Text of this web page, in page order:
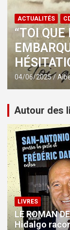
ACTUALITÉS
“LE MIEL
D’ALCAZ
17/05/2025
Autour des
LIVRES
LE ROMAN
Hidalgo